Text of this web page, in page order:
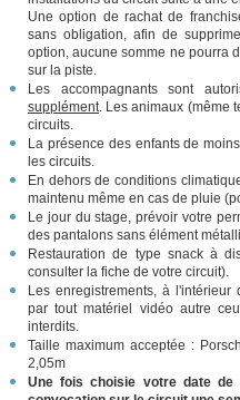
Une option de rachat de
sans obligation, afin de
option, aucune somme ne pourra
sur la piste.
Les accompagnants sont
supplément . Les animaux
circuits.
La présence des enfants de
les circuits.
En dehors de conditions
maintenu même en cas de pluie
Le jour du stage, prévoir votre
des pantalons sans élément
Restauration de type snack à
consulter la fiche de votre circuit).
Les enregistrements, à
par tout matériel vidéo autre
interdits.
Taille maximum acceptée :
2,05m
Une fois choisie votre date